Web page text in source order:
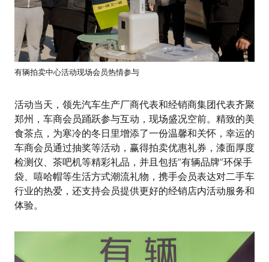
有辆拍卖中心活动现场会员热情参与
活动当天，领先汽车生产厂商代表和经销商集团代表齐聚
郑州，车商会员踊跃参与互动，现场盛况空前。精致的美
食茶点，为寒冷的冬日里增添了一份温馨和关怀，幸运的
车商会员通过抽奖等活动，赢得拍卖优惠礼券，漆面厚度
检测仪、茶吧机等精彩礼品，并且包括“有辆品牌”环保手
袋、嘻哈帽等生活方式潮流礼物，携手会员表达对二手车
行业的热爱，还支持会员提供更好的经销店内活动服务和
体验。